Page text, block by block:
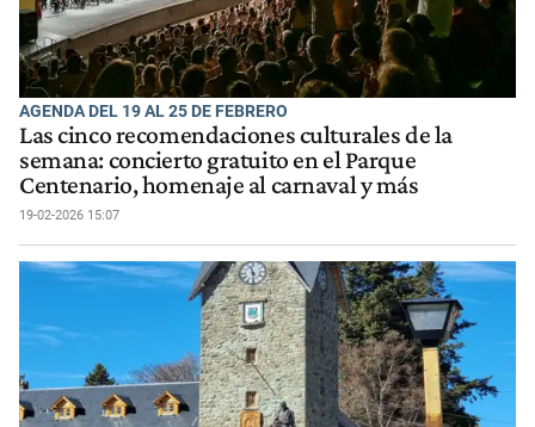
AGENDA DEL 19 AL 25 DE FEBRERO
Las cinco recomendaciones culturales de la
semana: concierto gratuito en el Parque
Centenario, homenaje al carnaval y más
19-02-2026 15:07